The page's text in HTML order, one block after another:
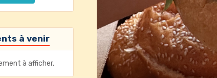
à venir
à afficher.